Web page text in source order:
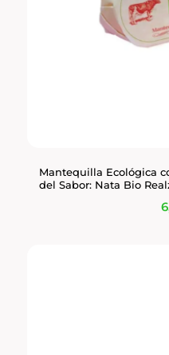
Mantequilla Ecológica
del Sabor: Nata Bio